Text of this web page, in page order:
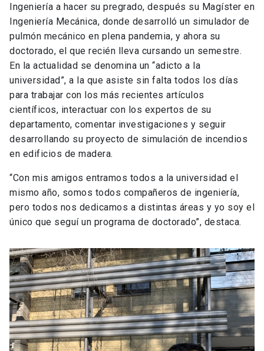
Ingeniería a hacer su pregrado, después su Magíster en
Ingeniería Mecánica, donde desarrolló un simulador de
pulmón mecánico en plena pandemia, y ahora su
doctorado, el que recién lleva cursando un semestre.
En la actualidad se denomina un “adicto a la
universidad”, a la que asiste sin falta todos los días
para trabajar con los más recientes artículos
científicos, interactuar con los expertos de su
departamento, comentar investigaciones y seguir
desarrollando su proyecto de simulación de incendios
en edificios de madera.
“Con mis amigos entramos todos a la universidad el
mismo año, somos todos compañeros de ingeniería,
pero todos nos dedicamos a distintas áreas y yo soy el
único que seguí un programa de doctorado”, destaca.